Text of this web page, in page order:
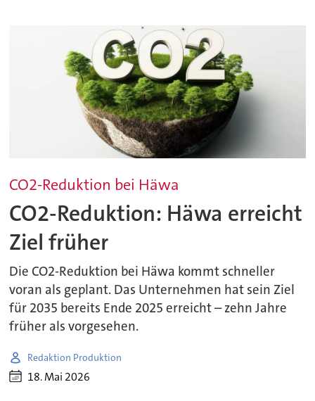
CO2-Reduktion bei Häwa
CO2-Reduktion: Häwa erreicht
Ziel früher
Die CO2-Reduktion bei Häwa kommt schneller
voran als geplant. Das Unternehmen hat sein Ziel
für 2035 bereits Ende 2025 erreicht – zehn Jahre
früher als vorgesehen.
Redaktion Produktion
18. Mai 2026